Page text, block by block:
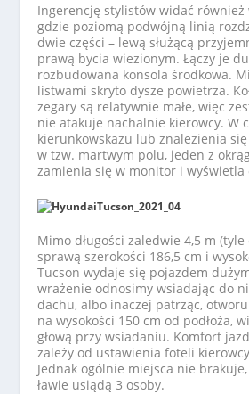
Ingerencję stylistów widać
gdzie poziomą podwójną linią
dwie części – lewą służącą
prawą bycia wiezionym. Łączy je
rozbudowana konsola środkowa.
listwami skryto dysze powietrza.
zegary są relatywnie małe, więc
nie atakuje nachalnie kierowcy. W
kierunkowskazu lub znalezienia
w tzw. martwym polu, jeden z
zamienia się w monitor i wyświetla
Mimo długości zaledwie 4,5 m (tyle
sprawą szerokości 186,5 cm i
Tucson wydaje się pojazdem
wrażenie odnosimy wsiadając do
dachu, albo inaczej patrząc,
na wysokości 150 cm od podłoża,
głową przy wsiadaniu. Komfort
zależy od ustawienia foteli
Jednak ogólnie miejsca nie
ławie usiądą 3 osoby.